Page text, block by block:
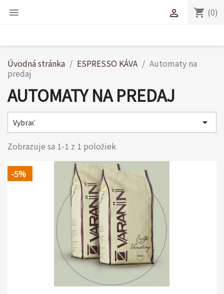
 shopping_cart (0)

Úvodná stránka ESPRESSO KÁVA
Automaty na
predaj
AUTOMATY NA PREDAJ
Vybrať

Zobrazuje sa 1-1 z 1 položiek
-5%